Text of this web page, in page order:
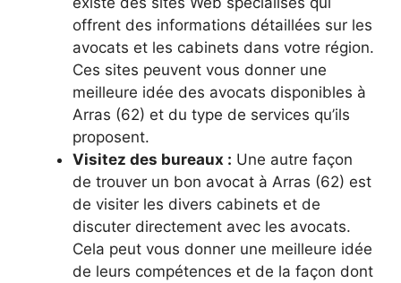
offrent des informations détaillées sur les
avocats et les cabinets dans votre région.
Ces sites peuvent vous donner une
meilleure idée des avocats disponibles à
Arras (62) et du type de services qu’ils
proposent.
Visitez des bureaux : Une autre façon
de trouver un bon avocat à Arras (62) est
de visiter les divers cabinets et de
discuter directement avec les avocats.
Cela peut vous donner une meilleure idée
de leurs compétences et de la façon dont